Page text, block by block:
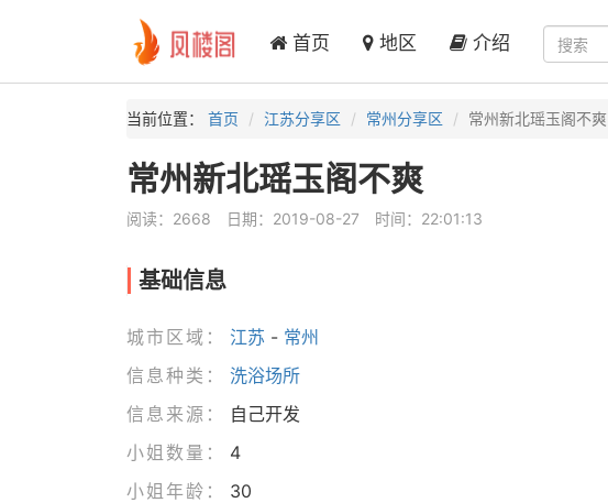
首页 地区 介绍
当前位置： 首页 江苏分享区 常州分享区 常州新北瑶玉阁不爽
常州新北瑶玉阁不爽
阅读：2668 日期：2019-08-27 时间：22:01:13
基础信息
城市区域： 江苏 - 常州
信息种类：
洗浴场所
信息来源：
自己开发
小姐数量：
4
小姐年龄：
30